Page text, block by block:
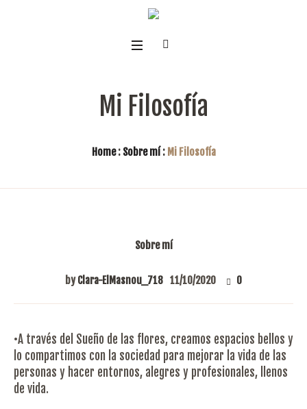
Mi Filosofía
Home : Sobre mí : Mi Filosofía
Sobre mí
byClara-ElMasnou_718 11/10/2020 0
•A través del Sueño de las flores, creamos espacios bellos y
lo compartimos con la sociedad para mejorar la vida de las
personas y hacer entornos, alegres y profesionales, llenos
de vida.